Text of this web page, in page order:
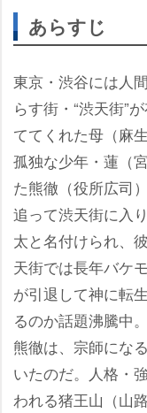
あらすじ
東京・渋谷には人
らす街・“渋天街”
ててくれた母（麻
孤独な少年・蓮（
た熊徹（役所広司
追って渋天街に入
太と名付けられ、
天街では長年バケ
が引退して神に転
るのか話題沸騰中
熊徹は、宗師にな
いたのだ。人格・
われる猪王山（山